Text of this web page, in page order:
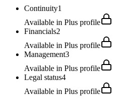
Continuity1
Available in Plus profile
Financials2
Available in Plus profile
Management3
Available in Plus profile
Legal status4
Available in Plus profile